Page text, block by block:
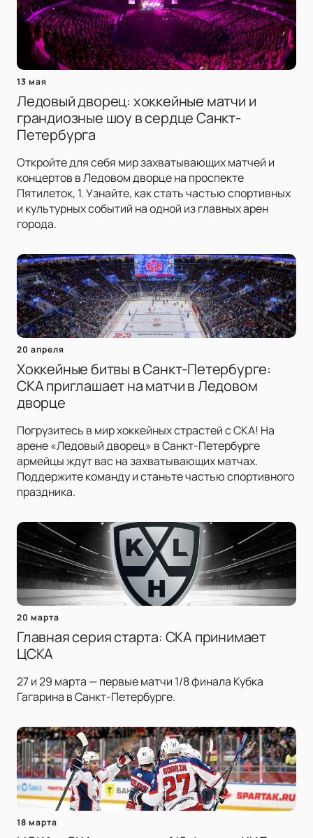
13 мая
Ледовый дворец: хоккейные матчи и
грандиозные шоу в сердце Санкт-
Петербурга
Откройте для себя мир захватывающих матчей и
концертов в Ледовом дворце на проспекте
Пятилеток, 1. Узнайте, как стать частью спортивных
и культурных событий на одной из главных арен
города.
20 апреля
Хоккейные битвы в Санкт-Петербурге:
СКА приглашает на матчи в Ледовом
дворце
Погрузитесь в мир хоккейных страстей с СКА! На
арене «Ледовый дворец» в Санкт-Петербурге
армейцы ждут вас на захватывающих матчах.
Поддержите команду и станьте частью спортивного
праздника.
20 марта
Главная серия старта: СКА принимает
ЦСКА
27 и 29 марта — первые матчи 1/8 финала Кубка
Гагарина в Санкт-Петербурге.
18 марта